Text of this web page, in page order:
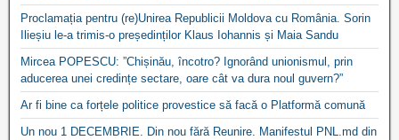
Proclamația pentru (re)Unirea Republicii Moldova cu România. Sorin
Ilieșiu le-a trimis-o președinților Klaus Iohannis și Maia Sandu
Mircea POPESCU: ”Chișinău, încotro? Ignorând unionismul, prin
aducerea unei credințe sectare, oare cât va dura noul guvern?”
Ar fi bine ca forțele politice provestice să facă o Platformă comună
Un nou 1 DECEMBRIE. Din nou fără Reunire. Manifestul PNL.md din